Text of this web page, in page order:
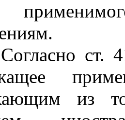
ст.
из